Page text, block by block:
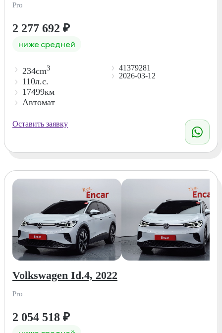
Pro
2 277 692 ₽
ниже средней
234cm3
110л.с.
17499км
Автомат
41379281
2026-03-12
Оставить заявку
Volkswagen Id.4, 2022
Pro
2 054 518 ₽